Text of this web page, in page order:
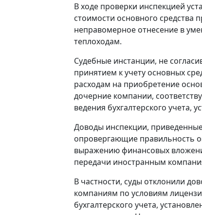
В ходе проверки инспекцией
стоимости основного средства
неправомерное отнесение в
теплоходам.
Судебные инстанции, не
принятием к учету основных
расходам на приобретение
дочерние компании,
ведения бухгалтерского учета,
Доводы инспекции,
опровергающие правильность
выражению финансовых
передачи иностранным
В частности, суды отклонили
компаниям по условиям
бухгалтерского учета,